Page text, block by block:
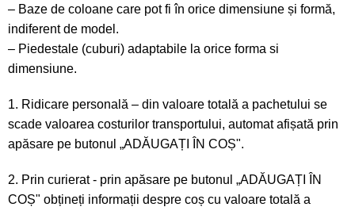
– Baze de coloane care pot fi în orice dimensiune și formă,
indiferent de model.
– Piedestale (cuburi) adaptabile la orice forma si
dimensiune.
1. Ridicare personală – din valoare totală a pachetului se
scade valoarea costurilor transportului, automat afișată prin
apăsare pe butonul „ADĂUGAȚI ÎN COȘ".
2. Prin curierat - prin apăsare pe butonul „ADĂUGAȚI ÎN
COȘ" obțineți informații despre coș cu valoare totală a